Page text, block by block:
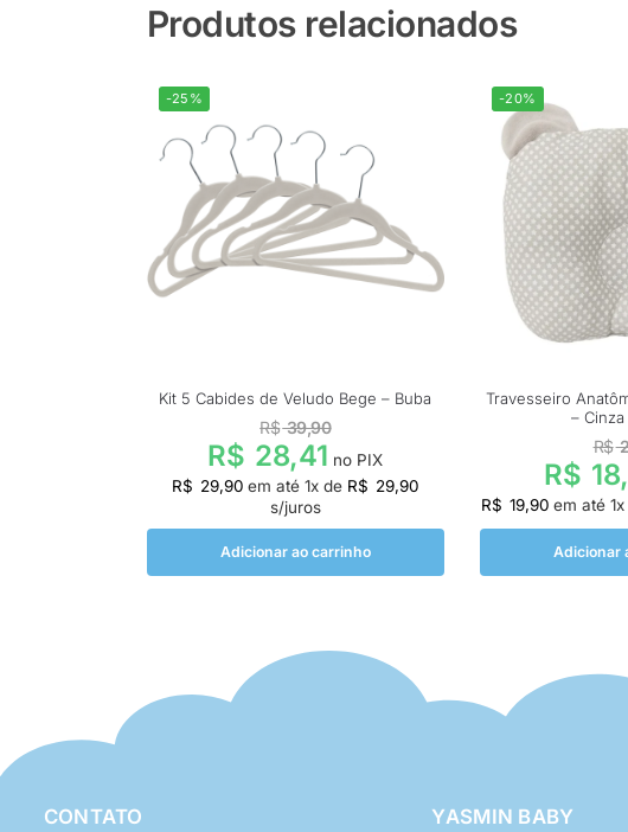
Produtos relacionados
-25%
Kit 5 Cabides de Veludo Bege – Buba
R$39,90
R$ 28,41 no PIX
R$ 29,90 em até 1x de R$ 29,90
s/juros
Adicionar ao carrinho
-20%
Travesseiro
–
R$
R$
R$ 19,90 em até 1x
Adicionar
CONTATO YASMIN BABY